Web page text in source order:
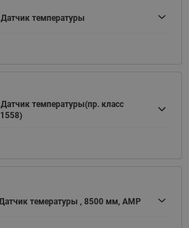
температуры
температуры(пр. класс
темературы , 8500 мм, AMP